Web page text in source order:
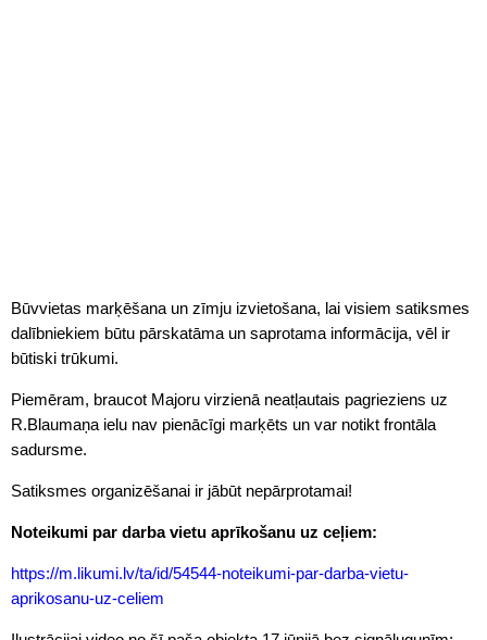
Būvvietas marķēšana un zīmju izvietošana, lai visiem satiksmes
dalībniekiem būtu pārskatāma un saprotama informācija, vēl ir
būtiski trūkumi.
Piemēram, braucot Majoru virzienā neatļautais pagrieziens uz
R.Blaumaņa ielu nav pienācīgi marķēts un var notikt frontāla
sadursme.
Satiksmes organizēšanai ir jābūt nepārprotamai!
Noteikumi par darba vietu aprīkošanu uz ceļiem:
https://m.likumi.lv/ta/id/54544-noteikumi-par-darba-vietu-
aprikosanu-uz-celiem